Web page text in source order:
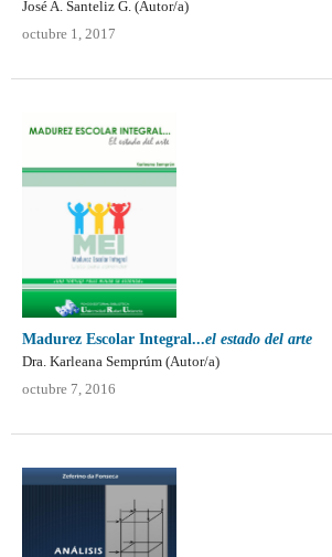
José A. Santeliz G. (Autor/a)
octubre 1, 2017
Madurez Escolar Integral...el estado del arte
Dra. Karleana Semprúm (Autor/a)
octubre 7, 2016